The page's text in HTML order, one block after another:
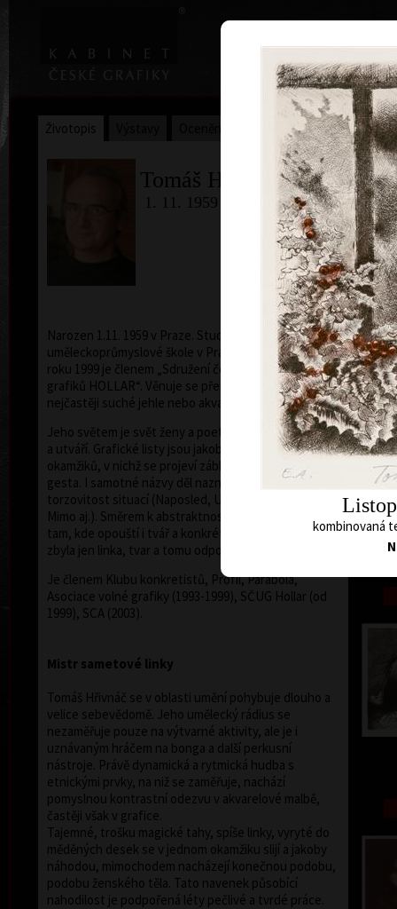
Home |
Životopis
Tomáš Hřivnáč
1. 11. 1959
Narozen 1.11. 1959 v Praze. Studoval na Střední
uměleckoprůmyslové škole v Praze (1975 - 1979 ). Od
roku 1999 je členem „Sdružení českých umělců
grafiků HOLLAR“. Věnuje se především volné grafice,
nejčastěji suché jehle nebo akvarelu .
Jeho světem je svět ženy a poetiky, která ji obklopuje
a utváří. Grafické listy jsou jakoby záznamem
okamžiků, v nichž se projeví záblesk akce, situace,
gesta. I samotné názvy děl naznačují okamžitost a
torzovitost situací (Naposled, Uhýbat, Stranou,
Mimo aj.). Směrem k abstraktnosti míří jeho grafiky
tam, kde opouští i tvář a konkrétnost osobnosti, aby
zbyla jen linka, tvar a tomu odpovídající napětí.
Je členem Klubu konkretistů, Profil, Parabola,
Asociace volné grafiky (1993-1999), SČUG Hollar (od
1999), SCA (2003).
Mistr sametové linky
Tomáš Hřivnáč se v oblasti umění pohybuje dlouho a
velice sebevědomě. Jeho umělecký rádius se
nezaměřuje pouze na výtvarné aktivity, ale je i
uznávaným hráčem na bonga a další perkusní
nástroje. Právě dynamická a rytmická hudba s
etnickými prvky, na niž se zaměřuje, nachází
pomyslnou kontrastní odezvu v akvarelové malbě,
častěji však v grafice.
Tajemné, trošku magické tahy, spíše linky, vyryté do
měděných desek se v jednom okamžiku slijí a jakoby
náhodou, mimochodem nacházejí konečnou podobu,
podobu ženského těla. Tato navenek působící
nahodilost je podpořená léty pečlivé a tvrdé práce.